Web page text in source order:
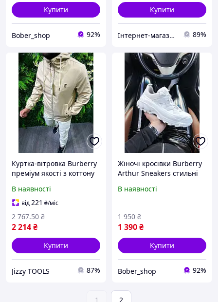
Купити
Bober_shop 92%
Купити
Інтернет-магазин OK Shop 89%
Куртка-вітровка Burberry
преміум якості з коттону
новинка на складі
В наявності
від221 ₴/міс
2 214₴
2 767.50 ₴
Купити
Jizzy TOOLS 87%
Жіночі кросівки Burberry
Arthur Sneakers стильні
Бербері 40
В наявності
1 390₴
1 950 ₴
Купити
Bober_shop 92%
1 2